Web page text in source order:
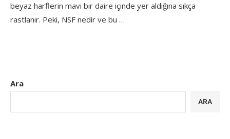
beyaz harflerin mavi bir daire içinde yer aldığına sıkça
rastlanır. Peki, NSF nedir ve bu …
Ara
ARA